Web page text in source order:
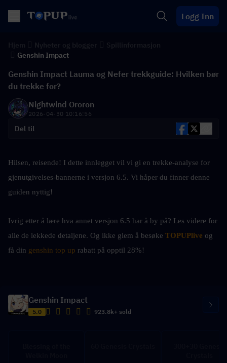
Logg Inn
Genshin Impact
Genshin Impact Lauma og Nefer trekkguide: Hvilken bør
du trekke for?
Nightwind Ororon
2026-04-30 10:16:56
Del til
Hilsen, reisende! I dette innlegget vil vi gi en trekke-analyse for
gjenutgivelses-bannerne i versjon 6.5. Vi håper du finner denne
guiden nyttig!
Ivrig etter å lære hva annet versjon 6.5 har å by på? Les videre for
alle de lekkede detaljene. Og ikke glem å besøke TOPUPlive og
få din genshin top up rabatt på opptil 28%!
Genshin Impact
5.0 923.8k+ sold